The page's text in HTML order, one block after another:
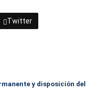
Twitter
y disposición del